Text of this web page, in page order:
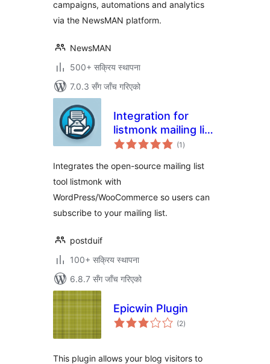
campaigns, automations and analytics
via the NewsMAN platform.
NewsMAN
500+ सक्रिय स्थापना
7.0.3 सँग जाँच गरिएको
Integration for
listmonk mailing list
and newsletter
(1 कुल
रेटिङ्गहरू
)
Integrates the open-source mailing list
tool listmonk with
WordPress/WooCommerce so users can
subscribe to your mailing list.
postduif
100+ सक्रिय स्थापना
6.8.7 सँग जाँच गरिएको
Epicwin Plugin
(2कुल
रेटिङ्गहरू
)
This plugin allows your blog visitors to